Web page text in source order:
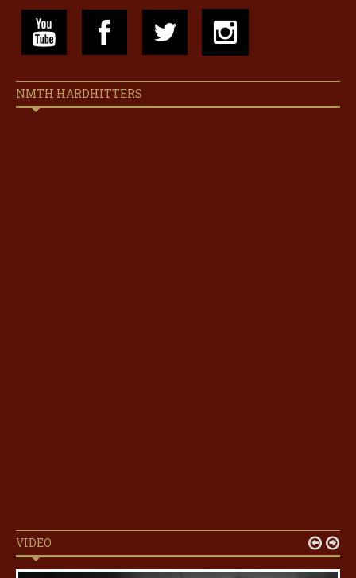
NMTH HARDHITTERS
VIDEO  